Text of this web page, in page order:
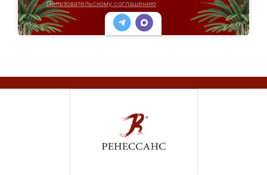
Пользовательскому соглашению